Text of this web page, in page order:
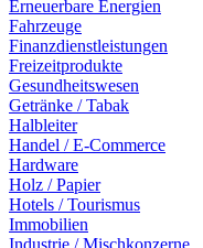
Erneuerbare Energien
Fahrzeuge
Finanzdienstleistungen
Freizeitprodukte
Gesundheitswesen
Getränke / Tabak
Halbleiter
Handel / E-Commerce
Hardware
Holz / Papier
Hotels / Tourismus
Immobilien
Industrie / Mischkonzerne